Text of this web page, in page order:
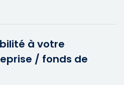
à votre
/ fonds de